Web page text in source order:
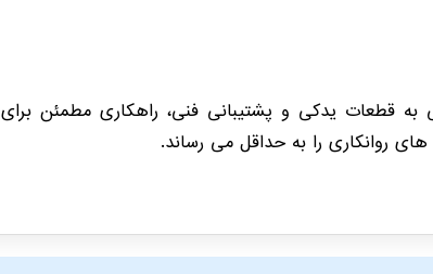
قطعات یدکی و پشتیبانی فنی، راهکاری مطمئن برای